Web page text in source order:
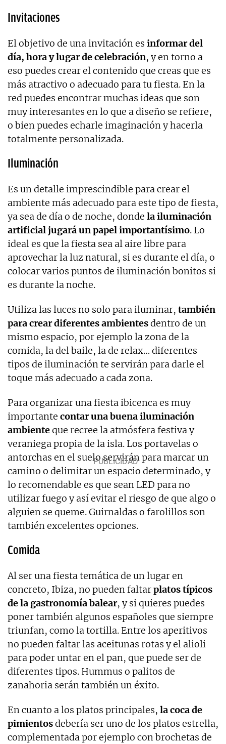
Invitaciones
El objetivo de una invitación es informar del
día, hora y lugar de celebración, y en torno a
eso puedes crear el contenido que creas que es
más atractivo o adecuado para tu fiesta. En la
red puedes encontrar muchas ideas que son
muy interesantes en lo que a diseño se refiere,
o bien puedes echarle imaginación y hacerla
totalmente personalizada.
Iluminación
Es un detalle imprescindible para crear el
ambiente más adecuado para este tipo de fiesta,
ya sea de día o de noche, donde la iluminación
artificial jugará un papel importantísimo. Lo
ideal es que la fiesta sea al aire libre para
aprovechar la luz natural, si es durante el día, o
colocar varios puntos de iluminación bonitos si
es durante la noche.
Utiliza las luces no solo para iluminar, también
para crear diferentes ambientesdentro de un
mismo espacio, por ejemplo la zona de la
comida, la del baile, la de relax… diferentes
tipos de iluminación te servirán para darle el
toque más adecuado a cada zona.
Para organizar una fiesta ibicenca es muy
importante contar una buena iluminación
ambienteque recree la atmósfera festiva y
veraniega propia de la isla. Los portavelas o
antorchas en el suelo servirán para marcar un
camino o delimitar un espacio determinado, y
lo recomendable es que sean LED para no
utilizar fuego y así evitar el riesgo de que algo o
alguien se queme. Guirnaldas o farolillos son
también excelentes opciones.
Comida
Al ser una fiesta temática de un lugar en
concreto, Ibiza, no pueden faltarplatos típicos
de la gastronomía balear, y si quieres puedes
poner también algunos españoles que siempre
triunfan, como la tortilla. Entre los aperitivos
no pueden faltar las aceitunas rotas y el alioli
para poder untar en el pan, que puede ser de
diferentes tipos. Hummus o palitos de
zanahoria serán también un éxito.
En cuanto a los platos principales, la coca de
pimientosdebería ser uno de los platos estrella,
complementada por ejemplo con brochetas de